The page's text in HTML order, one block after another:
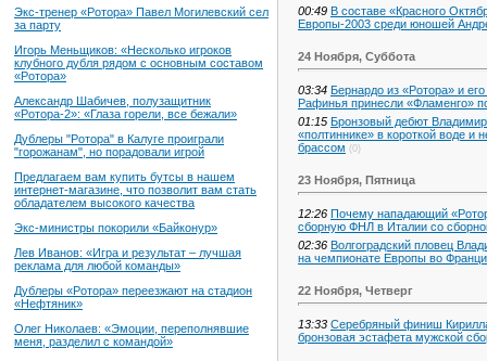
Экс-тренер «Ротора» Павел Могилевский сел
за парту
Игорь Меньщиков: «Несколько игроков
клубного дубля рядом с основным составом
«Ротора»
Александр Шабичев, полузащитник
«Ротора-2»: «Глаза горели, все бежали»
Дублеры "Ротора" в Калуге проиграли
"горожанам", но порадовали игрой
Предлагаем вам купить бутсы в нашем
интернет-магазине, что позволит вам стать
обладателем высокого качества
Экс-министры покорили «Байконур»
Лев Иванов: «Игра и результат – лучшая
реклама для любой команды»
Дублеры «Ротора» переезжают на стадион
«Нефтяник»
Олег Николаев: «Эмоции, переполнявшие
меня, разделил с командой»
00:49 В составе «Красного
Европы-2003 среди юношей
24 Ноября, Суббота
03:34 Бернардо из «Ротора» и
Рафинья принесли «Фламенго»
01:15 Бронзовый дебют
«полтиннике» в короткой воде и
брассом (0)
23 Ноября, Пятница
12:26 Почему нападающий
сборную ФНЛ в Италии со
02:36 Волгоградский пловец
на чемпионате Европы во
22 Ноября, Четверг
13:33 Серебряный финиш
бронзовая эстафета мужской